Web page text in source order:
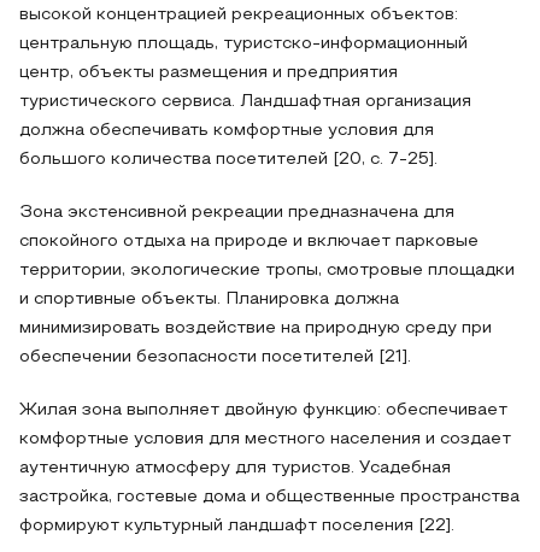
высокой концентрацией рекреационных объектов:
центральную площадь, туристско-информационный
центр, объекты размещения и предприятия
туристического сервиса. Ландшафтная организация
должна обеспечивать комфортные условия для
большого количества посетителей [20, с. 7-25].
Зона экстенсивной рекреации предназначена для
спокойного отдыха на природе и включает парковые
территории, экологические тропы, смотровые площадки
и спортивные объекты. Планировка должна
минимизировать воздействие на природную среду при
обеспечении безопасности посетителей [21].
Жилая зона выполняет двойную функцию: обеспечивает
комфортные условия для местного населения и создает
аутентичную атмосферу для туристов. Усадебная
застройка, гостевые дома и общественные пространства
формируют культурный ландшафт поселения [22].